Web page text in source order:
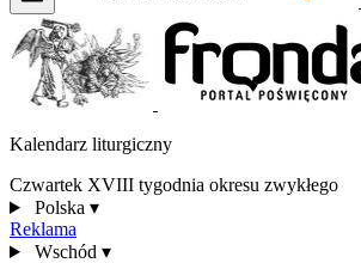
Kalendarz liturgiczny
Czwartek XVIII tygodnia okresu zwykłego
Polska ▾
Reklama
Wschód ▾